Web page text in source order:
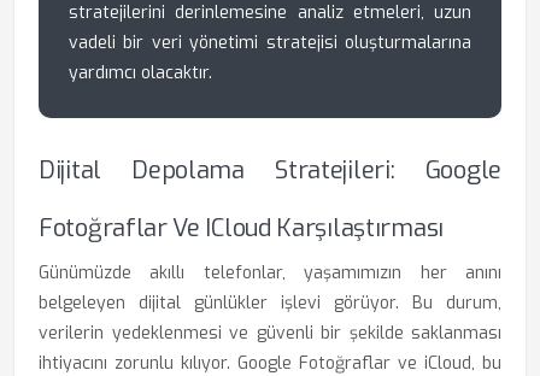
stratejilerini derinlemesine analiz etmeleri, uzun
vadeli bir veri yönetimi stratejisi oluşturmalarına
yardımcı olacaktır.
Dijital Depolama Stratejileri: Google
Fotoğraflar Ve ICloud Karşılaştırması
Günümüzde akıllı telefonlar, yaşamımızın her anını
belgeleyen dijital günlükler işlevi görüyor. Bu durum,
verilerin yedeklenmesi ve güvenli bir şekilde saklanması
ihtiyacını zorunlu kılıyor. Google Fotoğraflar ve iCloud, bu